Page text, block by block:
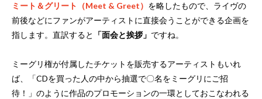
ミート＆グリート（Meet & Greet） を略したもので、ライヴの
前後などにファンがアーティストに直接会うことができる企画を
指します。直訳すると
「面会と挨拶」 ですね。
ミーグリ権が付属したチケットを販売するアーティストもいれ
ば、「CDを買った人の中から抽選で〇名をミーグリにご招
待！」のように作品のプロモーションの一環としておこなわれる